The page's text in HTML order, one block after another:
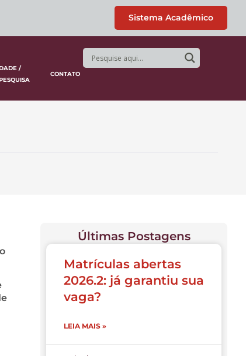
Sistema Acadêmico
/
CONTATO
Últimas Postagens
Matrículas abertas
2026.2: já garantiu sua
vaga?
LEIA MAIS »